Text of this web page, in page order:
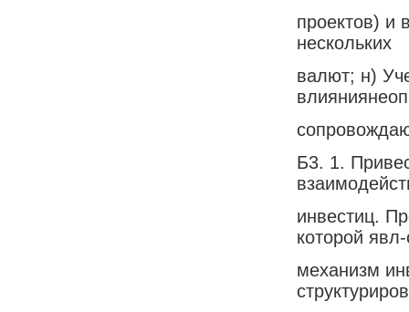
проектов) и
нескольких
валют; н)
Б3. 1.
инвестиц.
которой
механизм